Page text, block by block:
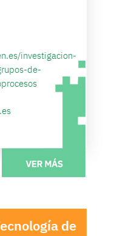
investigacion-
de-
de